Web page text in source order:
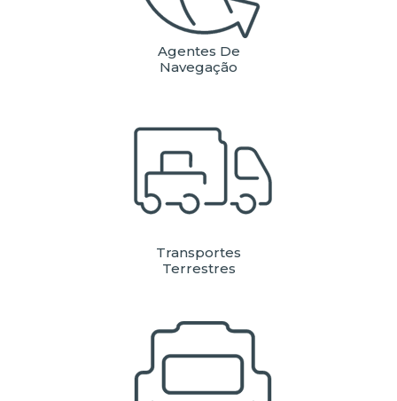
Agentes De
Navegação
Transportes
Terrestres